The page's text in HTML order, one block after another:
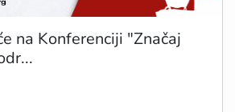
na Konferenciji "Značaj